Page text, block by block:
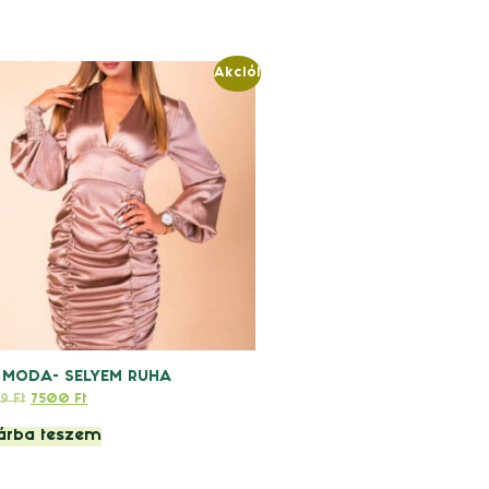
Akció!
MODA- SELYEM RUHA
Ft 7500 Ft
teszem